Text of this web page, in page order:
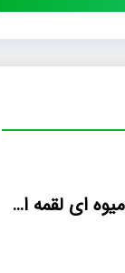
فروش پشمک میوه ای لقمه ای شلاله